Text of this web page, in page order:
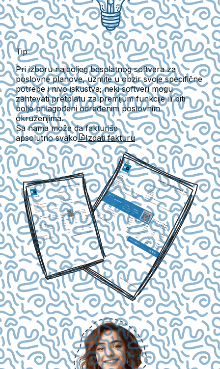
Tip
Pri izboru najboljeg besplatnog softvera za
poslovne planove, uzmite u obzir svoje specifične
potrebe i nivo iskustva; neki softveri mogu
zahtevati pretplatu za premijum funkcije ili biti
bolje prilagođeni određenim poslovnim
okruženjima.
Sa nama može da fakturiše
apsolutno svako
Izdati fakturu